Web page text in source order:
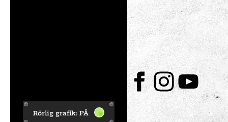
Experiment
Experimentparken
Mattemagiskt
Optikul!
Rörlig grafik: PÅ